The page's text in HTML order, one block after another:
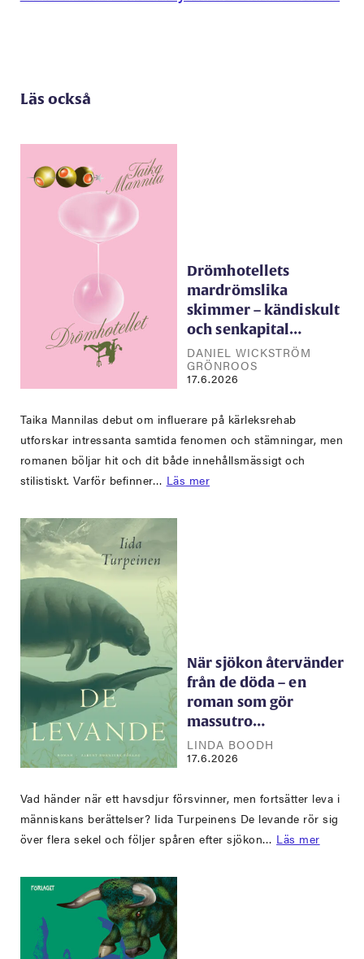
Läs också
Drömhotellets
mardrömslika
skimmer – kändiskult
och senkapital…
DANIEL WICKSTRÖM
GRÖNROOS
17.6.2026
Taika Mannilas debut om influerare på kärleksrehab
utforskar intressanta samtida fenomen och stämningar, men
romanen böljar hit och dit både innehållsmässigt och
stilistiskt. Varför befinner… Läs mer
När sjökon återvänder
från de döda – en
roman som gör
massutro…
LINDA BOODH
17.6.2026
Vad händer när ett havsdjur försvinner, men fortsätter leva i
människans berättelser? Iida Turpeinens De levande rör sig
över flera sekel och följer spåren efter sjökon… Läs mer